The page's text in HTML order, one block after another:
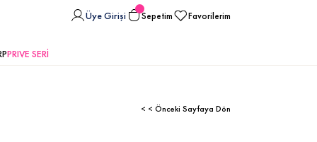
Üye Girişi Sepetim Favorilerim
PRIVE SERİ
< < Önceki Sayfaya Dön